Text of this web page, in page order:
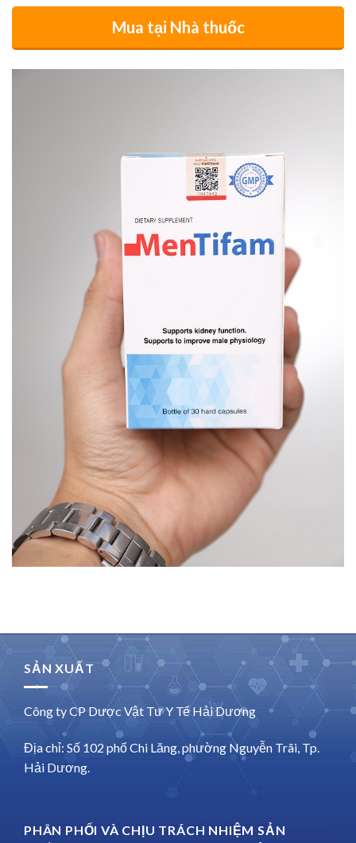
Mua tại Nhà thuốc
SẢN XUẤT
Công ty CP Dược Vật Tư Y Tế Hải Dương
Địa chỉ: Số 102 phố Chi Lăng, phường Nguyễn Trãi, Tp.
Hải Dương.
PHÂN PHỐI VÀ CHỊU TRÁCH NHIỆM SẢN